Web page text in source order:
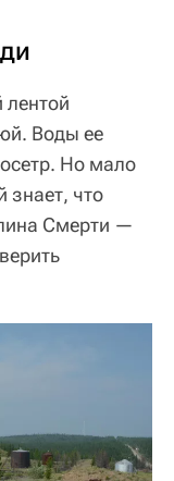
лентой
Воды ее
Но мало
знает, что
Смерти —